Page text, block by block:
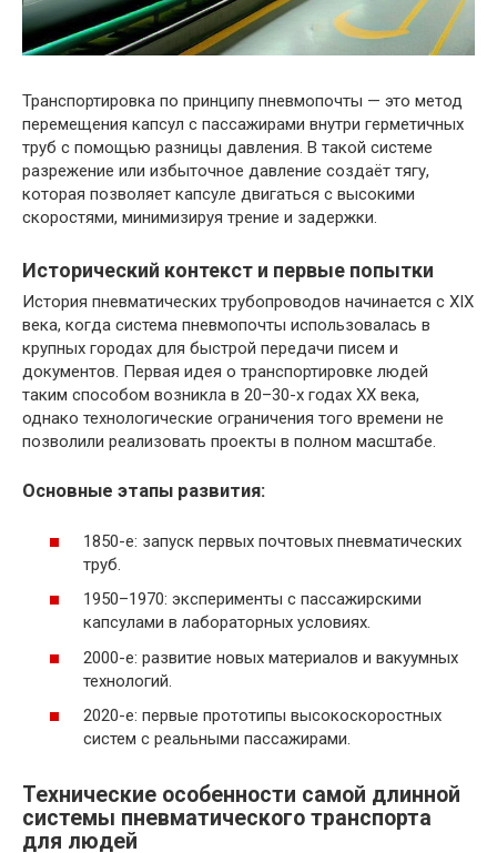
Транспортировка по принципу пневмопочты — это метод
перемещения капсул с пассажирами внутри герметичных
труб с помощью разницы давления. В такой системе
разрежение или избыточное давление создаёт тягу,
которая позволяет капсуле двигаться с высокими
скоростями, минимизируя трение и задержки.
Исторический контекст и первые попытки
История пневматических трубопроводов начинается с XIX
века, когда система пневмопочты использовалась в
крупных городах для быстрой передачи писем и
документов. Первая идея о транспортировке людей
таким способом возникла в 20–30-х годах XX века,
однако технологические ограничения того времени не
позволили реализовать проекты в полном масштабе.
Основные этапы развития:
1850-е: запуск первых почтовых пневматических
труб.
1950–1970: эксперименты с пассажирскими
капсулами в лабораторных условиях.
2000-е: развитие новых материалов и вакуумных
технологий.
2020-е: первые прототипы высокоскоростных
систем с реальными пассажирами.
Технические особенности самой длинной
системы пневматического транспорта
для людей